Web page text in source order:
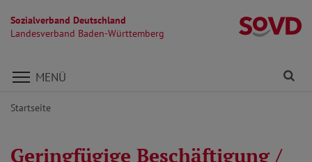
Sozialverband Deutschland
Landesverband Baden-Württemberg
Direkt zu den Inhalten springen
MENÜ
Startseite
Geringfügige Beschäftigung /